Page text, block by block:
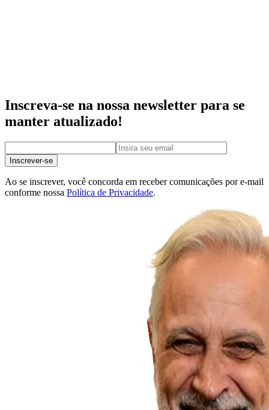
Inscreva-se na nossa newsletter para se
manter atualizado!
Inscrever-se
Ao se inscrever, você concorda em receber comunicações por e-mail
conforme nossa Política de Privacidade.